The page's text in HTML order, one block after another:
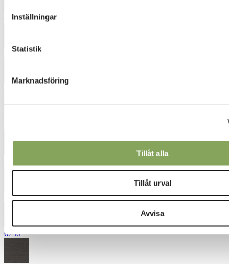
Inställningar
Statistik
Marknadsföring
Tillåt alla
Tillåt urval
Avvisa
6422
6443
6740
6750